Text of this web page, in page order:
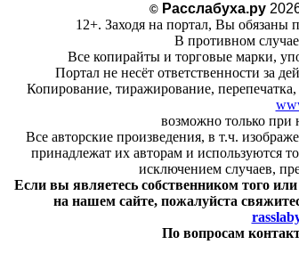
©Расслабуха.ру
12+. Заходя на портал, Вы обязаны
В противном
Все копирайты и торговые марки,
Портал не несёт ответственности за
Копирование, тиражирование,
возможно только при
Все авторские произведения, в т.ч.
принадлежат их авторам и используются
исключением случаев,
Если вы являетесь собственником того
на нашем сайте, пожалуйста
По вопросам